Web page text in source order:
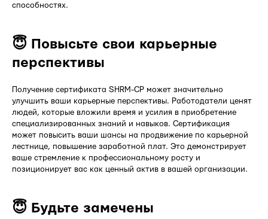
способностях.
😇 Повысьте свои карьерные
перспективы
Получение сертификата SHRM-CP может значительно
улучшить ваши карьерные перспективы. Работодатели ценят
людей, которые вложили время и усилия в приобретение
специализированных знаний и навыков. Сертификация
может повысить ваши шансы на продвижение по карьерной
лестнице, повышение заработной плат. Это демонстрирует
ваше стремление к профессиональному росту и
позиционирует вас как ценный актив в вашей организации.
😇 Будьте замечены